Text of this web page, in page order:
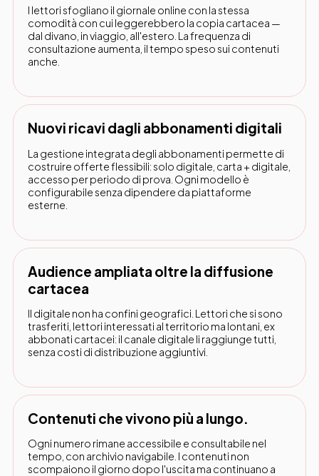
I lettori sfogliano il giornale online con la stessa
comodità con cui leggerebbero la copia cartacea —
dal divano, in viaggio, all'estero. La frequenza di
consultazione aumenta, il tempo speso sui contenuti
anche.
Nuovi ricavi dagli abbonamenti digitali
La gestione integrata degli abbonamenti permette di
costruire offerte flessibili: solo digitale, carta + digitale,
accesso per periodo di prova. Ogni modello è
configurabile senza dipendere da piattaforme
esterne.
Audience ampliata oltre la diffusione
cartacea
Il digitale non ha confini geografici. Lettori che si sono
trasferiti, lettori interessati al territorio ma lontani, ex
abbonati cartacei: il canale digitale li raggiunge tutti,
senza costi di distribuzione aggiuntivi.
Contenuti che vivono più a lungo.
Ogni numero rimane accessibile e consultabile nel
tempo, con archivio navigabile. I contenuti non
scompaiono il giorno dopo l'uscita ma continuano a